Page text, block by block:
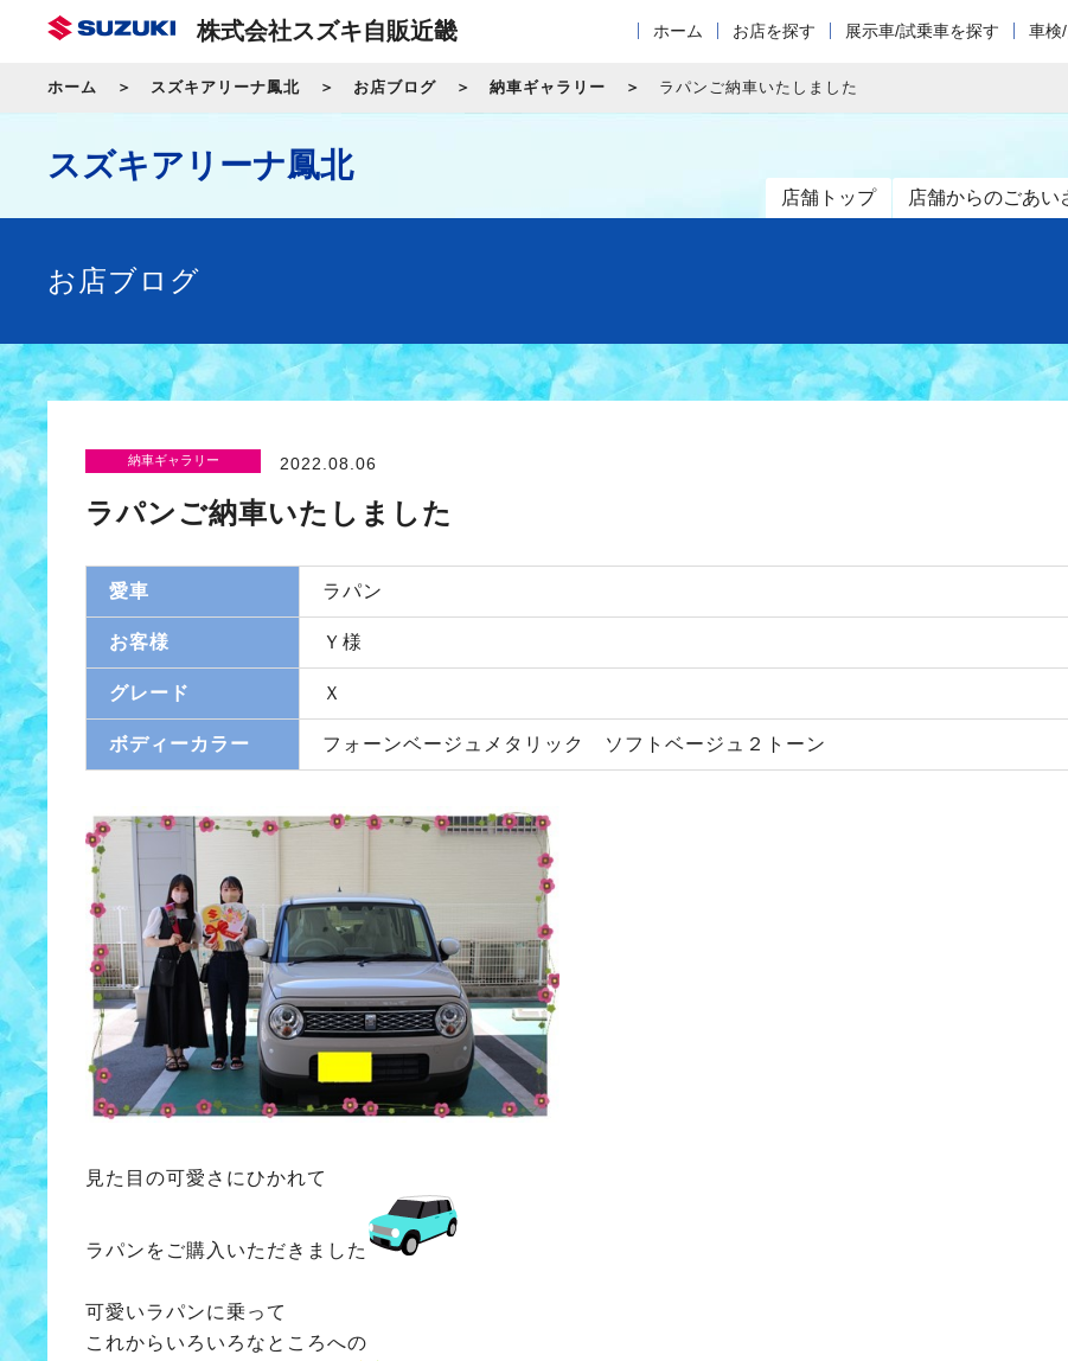
株式会社スズキ自販近畿 ホーム お店を探す 展示車/試乗車を探す 車検
ホーム スズキアリーナ鳳北 お店ブログ 納車ギャラリー ラパンご納車いたしました
スズキアリーナ鳳北
店舗トップ 店舗からのごあい
お店ブログ
納車ギャラリー 2022.08.06
ラパンご納車いたしました
愛車 ラパン
お客様 Ｙ様
グレード Ｘ
ボディーカラー フォーンベージュメタリック ソフトベージュ２トーン
見た目の可愛さにひかれて
ラパンをご購入いただきました
可愛いラパンに乗って
これからいろいろなところへの